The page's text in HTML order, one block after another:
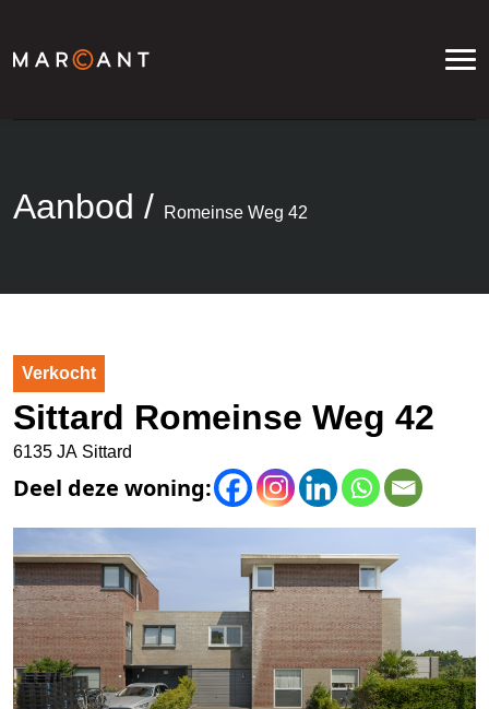
Aanbod / Romeinse Weg 42
Verkocht
Sittard Romeinse Weg 42
6135 JA Sittard